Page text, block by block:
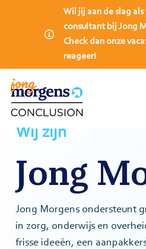
Wil jij aan de slag
consultant bij Jong
Check dan onze
reageer!
Wij zijn
Jong
Jong Morgens ondersteunt
in zorg, onderwijs en
frisse ideeën, een